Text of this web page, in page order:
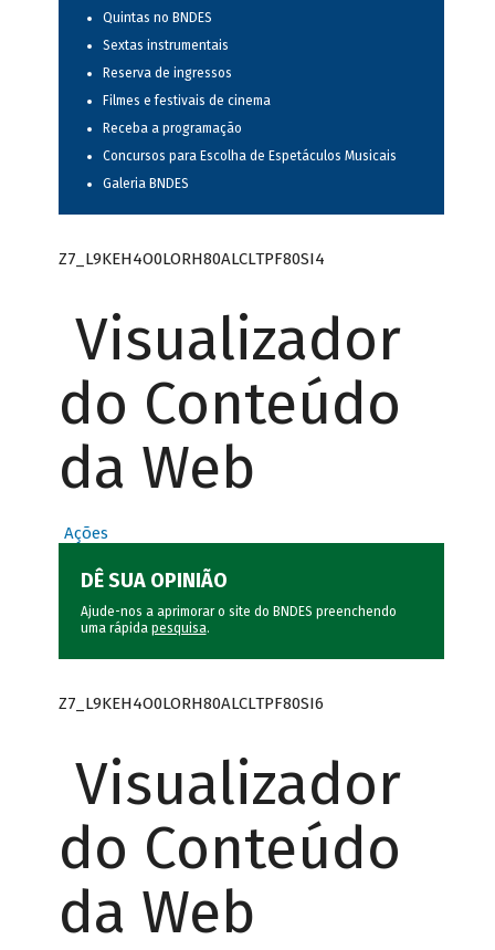
Quintas no BNDES
Sextas instrumentais
Reserva de ingressos
Filmes e festivais de cinema
Receba a programação
Concursos para Escolha de Espetáculos Musicais
Galeria BNDES
Z7_L9KEH4O0LORH80ALCLTPF80SI4
Visualizador
do Conteúdo
da Web
Ações
DÊ SUA OPINIÃO
Ajude-nos a aprimorar o site do BNDES preenchendo
uma rápida pesquisa.
Z7_L9KEH4O0LORH80ALCLTPF80SI6
Visualizador
do Conteúdo
da Web